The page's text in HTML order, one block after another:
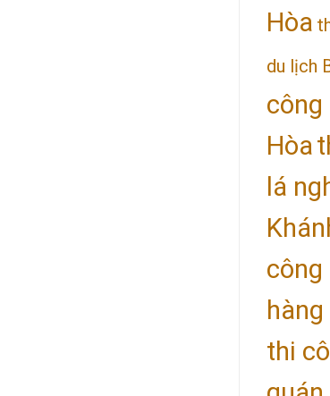
Hòa
du lịch
công
Hòa
lá
công
thi